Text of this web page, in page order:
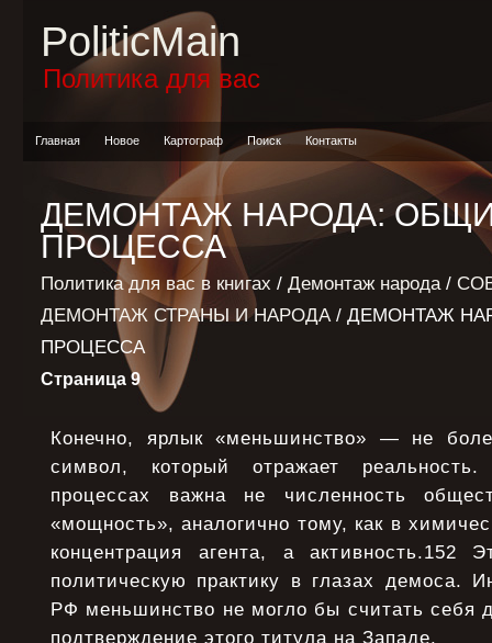
PoliticMain
Политика для вас
Главная Новое Картограф Поиск Контакты
ДЕМОНТАЖ НАРОДА:
ПРОЦЕССА
Политика для вас в книгах / Демонтаж народа/
ДЕМОНТАЖ СТРАНЫ И НАРОДА/ ДЕМОНТАЖ
ПРОЦЕССА
Страница 9
Конечно, ярлык «меньшинство» — не
символ, который отражает
процессах важна не численность
«мощность», аналогично тому, как в
концентрация агента, а активность.152
политическую практику в глазах демоса.
РФ меньшинство не могло бы считать себя
подтверждение этого титула на Западе.